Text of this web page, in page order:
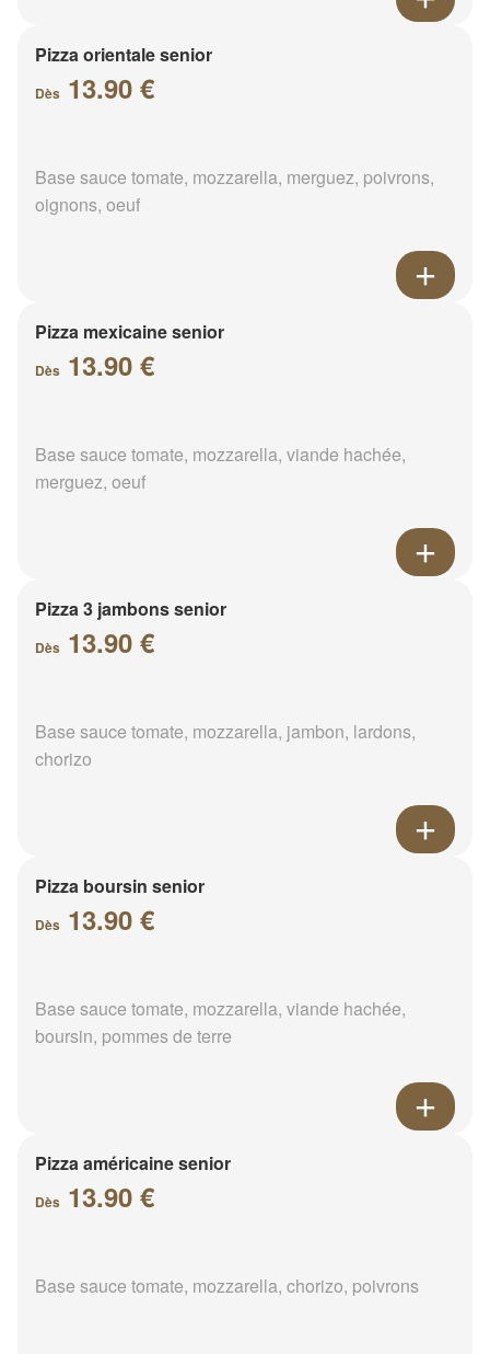
Pizza orientale senior
Dès 13.90 €
Base sauce tomate, mozzarella, merguez, poivrons,
oignons, oeuf
Pizza mexicaine senior
Dès 13.90 €
Base sauce tomate, mozzarella, viande hachée,
merguez, oeuf
Pizza 3 jambons senior
Dès 13.90 €
Base sauce tomate, mozzarella, jambon, lardons,
chorizo
Pizza boursin senior
Dès 13.90 €
Base sauce tomate, mozzarella, viande hachée,
boursin, pommes de terre
Pizza américaine senior
Dès 13.90 €
Base sauce tomate, mozzarella, chorizo, poivrons